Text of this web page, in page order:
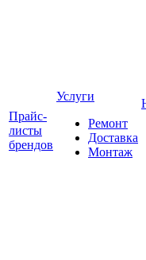
Прайс-
листы
брендов
Услуги
Ремонт
Доставка
Монтаж